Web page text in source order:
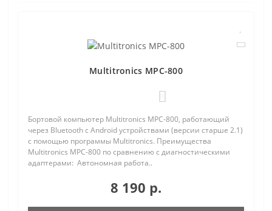
Multitronics MPC-800
Бортовой компьютер Multitronics MPC-800, работающий
через Bluetooth с Android устройствами (версии старше 2.1)
с помощью программы Multitronics. Преимущества
Multitronics MPC-800 по сравнению с диагностическими
адаптерами: Автономная работа..
8 190 р.